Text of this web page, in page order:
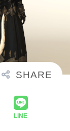
LINE